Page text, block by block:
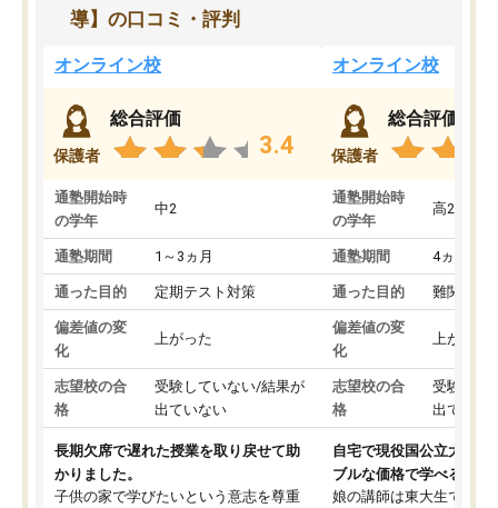
導】の口コミ・評判
オンライン校
保護者
総合評価
3.4
通塾開始時
の学年
中2
通塾期間 1～3ヵ月
通った目的 定期テスト対策
偏差値の変
化
上がった
志望校の合
格
受験していない/結果が
出ていない
長期欠席で遅れた授業を取り戻せて助
かりました。
子供の家で学びたいという意志を尊重
オンライン校
保護者
総合評価
通塾開始時
の学年
高2
通塾期間 4ヵ月～1
通った目的 難関私立
偏差値の変
化
上がった
志望校の合
格
受験して
出ていな
自宅で現役国公立大学生
ブルな価格で学べる
娘の講師は東大生では無